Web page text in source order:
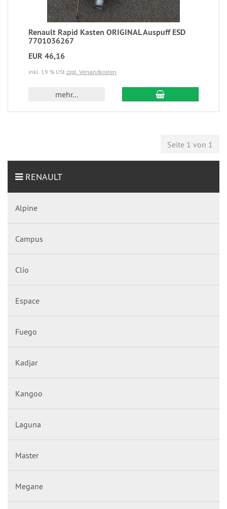
Renault Rapid Kasten ORIGINAL Auspuff ESD
7701036267
EUR 46,16
inkl. 19 % USt zzgl. Versandkosten
mehr...
Seite 1 von 1
RENAULT
Alpine
Campus
Clio
Espace
Fuego
Kadjar
Kangoo
Laguna
Master
Megane